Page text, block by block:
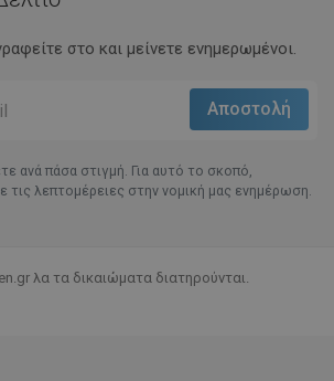
στο και μείνετε ενημερωμένοι.
ανά πάσα στιγμή. Για αυτό το σκοπό,
τις λεπτομέρειες στην νομική μας ενημέρωση.
λα τα δικαιώματα διατηρούνται.